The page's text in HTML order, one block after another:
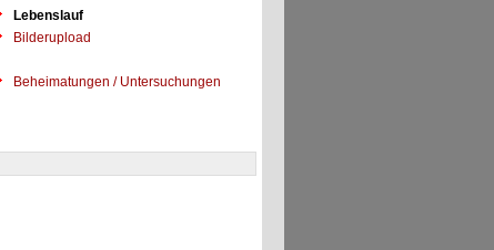
Lebenslauf
Bilderupload
Beheimatungen / Untersuchungen